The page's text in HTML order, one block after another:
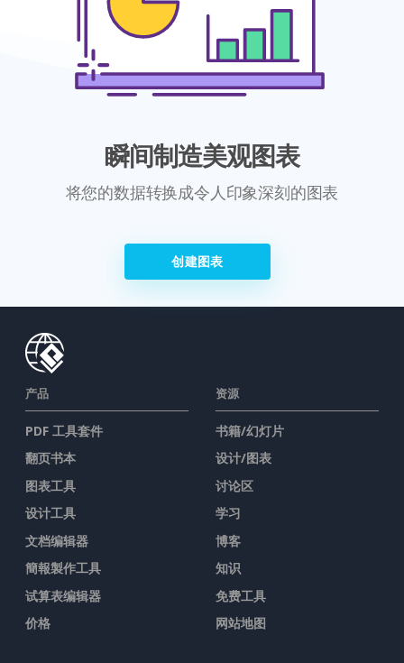
瞬间制造美观图表
将您的数据转换成令人印象深刻的图表
创建图表
产品
PDF 工具套件
翻页书本
图表工具
设计工具
文档编辑器
簡報製作工具
试算表编辑器
价格
资源
书籍/幻灯片
设计/图表
讨论区
学习
博客
知识
免费工具
网站地图